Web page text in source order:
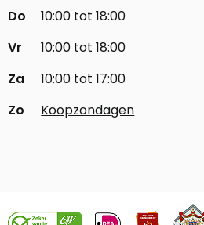
Do
10:00 tot 18:00
Vr
10:00 tot 18:00
Za
10:00 tot 17:00
Zo
Koopzondagen